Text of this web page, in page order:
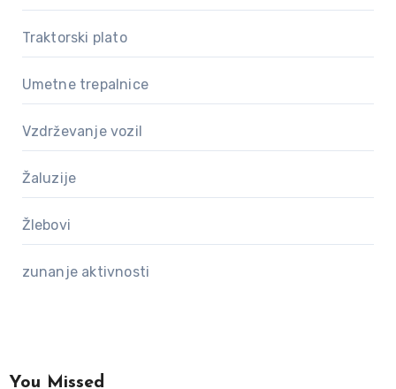
Traktorski plato
Umetne trepalnice
Vzdrževanje vozil
Žaluzije
Žlebovi
zunanje aktivnosti
You Missed